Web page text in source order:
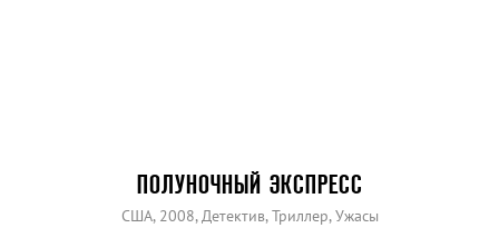
ПОЛУНОЧНЫЙ ЭКСПРЕСС
США, 2008, Детектив, Триллер, Ужасы